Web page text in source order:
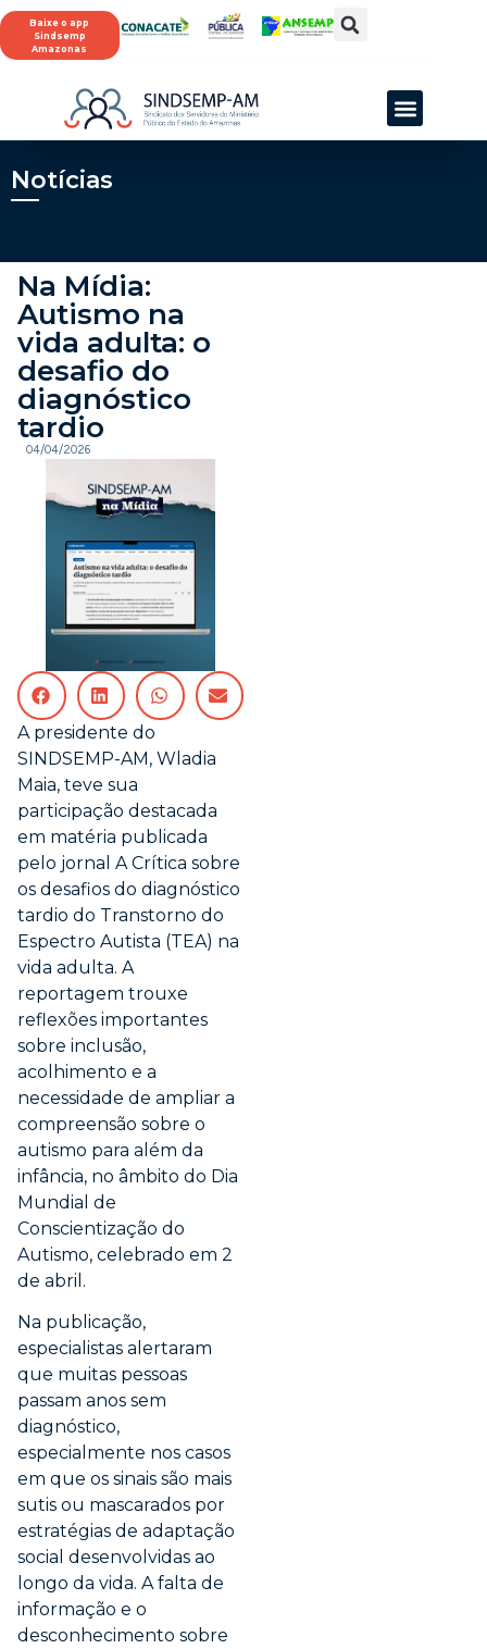
Baixe o app
Sindsemp
Amazonas
Notícias
Na Mídia:
Autismo na
vida adulta: o
desafio do
diagnóstico
tardio
04/04/2026
A presidente do
SINDSEMP-AM, Wladia
Maia, teve sua
participação destacada
em matéria publicada
pelo jornal A Crítica sobre
os desafios do diagnóstico
tardio do Transtorno do
Espectro Autista (TEA) na
vida adulta. A
reportagem trouxe
reflexões importantes
sobre inclusão,
acolhimento e a
necessidade de ampliar a
compreensão sobre o
autismo para além da
infância, no âmbito do Dia
Mundial de
Conscientização do
Autismo, celebrado em 2
de abril.
Na publicação,
especialistas alertaram
que muitas pessoas
passam anos sem
diagnóstico,
especialmente nos casos
em que os sinais são mais
sutis ou mascarados por
estratégias de adaptação
social desenvolvidas ao
longo da vida. A falta de
informação e o
desconhecimento sobre